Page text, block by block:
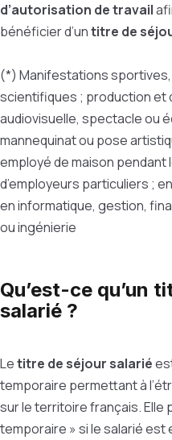
d’autorisation de travail
bénéficier d’untitre de
(*) Manifestations
scientifiques ; production et
audiovisuelle, spectacle ou
mannequinat ou pose
employé de maison pendant
d’employeurs particuliers ;
en informatique, gestion,
ou ingénierie
Qu’est-ce qu’un
salarié ?
Letitre de séjour salarié
temporaire permettant à
sur le territoire français. Elle
temporaire » si le salarié est